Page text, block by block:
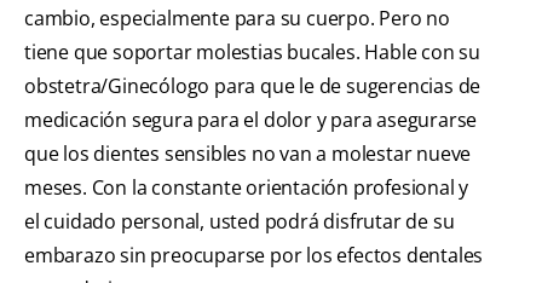
cambio, especialmente para su cuerpo. Pero no
tiene que soportar molestias bucales. Hable con su
obstetra/Ginecólogo para que le de sugerencias de
medicación segura para el dolor y para asegurarse
que los dientes sensibles no van a molestar nueve
meses. Con la constante orientación profesional y
el cuidado personal, usted podrá disfrutar de su
embarazo sin preocuparse por los efectos dentales